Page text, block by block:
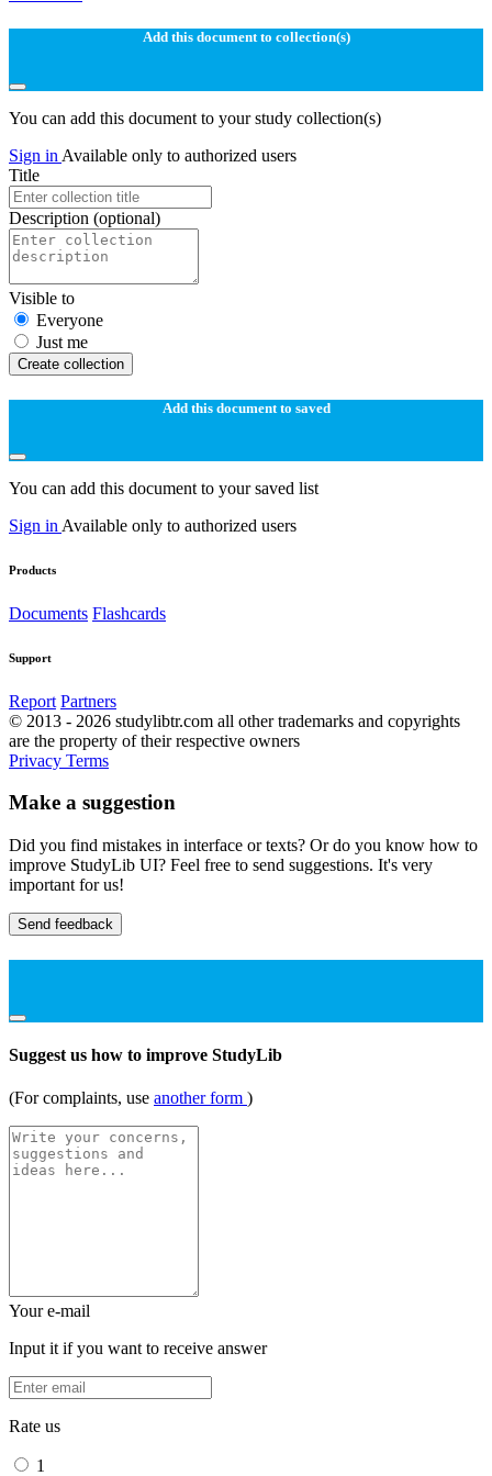
Add this document to collection(s)
You can add this document to your study collection(s)
Sign in Available only to authorized users
Title
Description (optional)
Visible to
Everyone
Just me
Create collection
Add this document to saved
You can add this document to your saved list
Sign in Available only to authorized users
Products
Documents Flashcards
Support
Report Partners
© 2013 - 2026 studylibtr.com all other trademarks and copyrights
are the property of their respective owners
Privacy Terms
Make a suggestion
Did you find mistakes in interface or texts? Or do you know how to
improve StudyLib UI? Feel free to send suggestions. It's very
important for us!
Send feedback
Suggest us how to improve StudyLib
(For complaints, use another form )
Your e-mail
Input it if you want to receive answer
Rate us
1